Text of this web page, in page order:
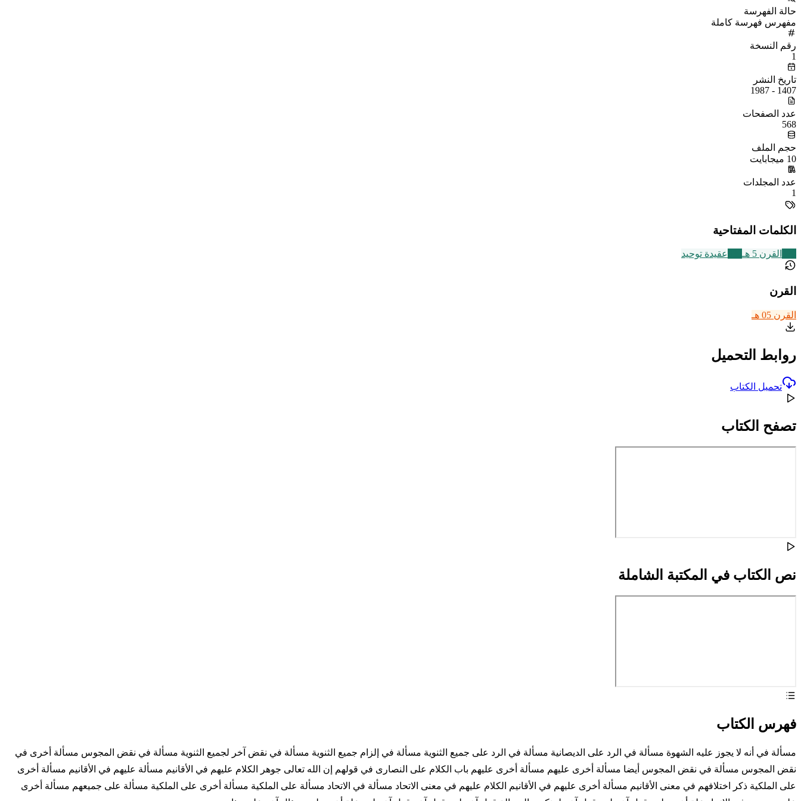
حالة الفهرسة
مفهرس فهرسة كاملة
رقم النسخة
1
تاريخ النشر
1407 - 1987
عدد الصفحات
568
حجم الملف
10 ميجابايت
عدد المجلدات
1
الكلمات المفتاحية
القرن 5 هـ عقيدة توحيد
القرن
القرن 05 هـ
روابط التحميل
تحميل الكتاب
تصفح الكتاب
نص الكتاب في المكتبة الشاملة
فهرس الكتاب
مسألة في أنه لا يجوز عليه الشهوة مسألة في الرد على الديصانية مسألة في الرد على جميع الثنوية مسألة في إلزام جميع الثنوية مسألة في نقض آخر لجميع الثنوية مسألة في نقض المجوس مسألة أخرى في
نقض المجوس مسألة في نقض المجوس أيضا مسألة أخرى عليهم مسألة أخرى عليهم باب الكلام على النصارى في قولهم إن الله تعالى جوهر الكلام عليهم في الأقانيم مسألة عليهم في الأقانيم مسألة أخرى
على الملكية ذكر اختلافهم في معنى الأقانيم مسألة أخرى عليهم في الأقانيم الكلام عليهم في معنى الاتحاد مسألة في الاتحاد مسألة على الملكية مسألة أخرى على الملكية مسألة على جميعهم مسألة أخرى